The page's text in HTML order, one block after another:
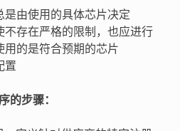
是由使用的具体芯片决定
不存在严格的限制，也应进行
用的是符合预期的芯片
置
的步骤：